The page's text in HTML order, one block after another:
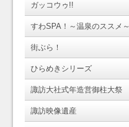
ガッコウゥ!!
すわSPA！～温泉のススメ～
街ぶら！
ひらめきシリーズ
諏訪大社式年造営御柱大祭
諏訪映像遺産